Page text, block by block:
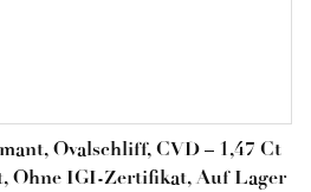
Ovalschliff, CVD – 1,47 Ct
Ohne IGI-Zertifikat, Auf Lager